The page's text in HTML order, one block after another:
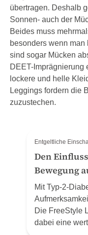
übertragen. Deshalb
Sonnen- auch der
Beides muss
besonders wenn man
sind sogar Mücken
DEET-Imprägnierung
lockere und helle
Leggings fordern die
zuzustechen.
Entgeltliche
Den
Bewegung
verstehen
Mit Typ-2-
Die FreeStyle
dabei eine